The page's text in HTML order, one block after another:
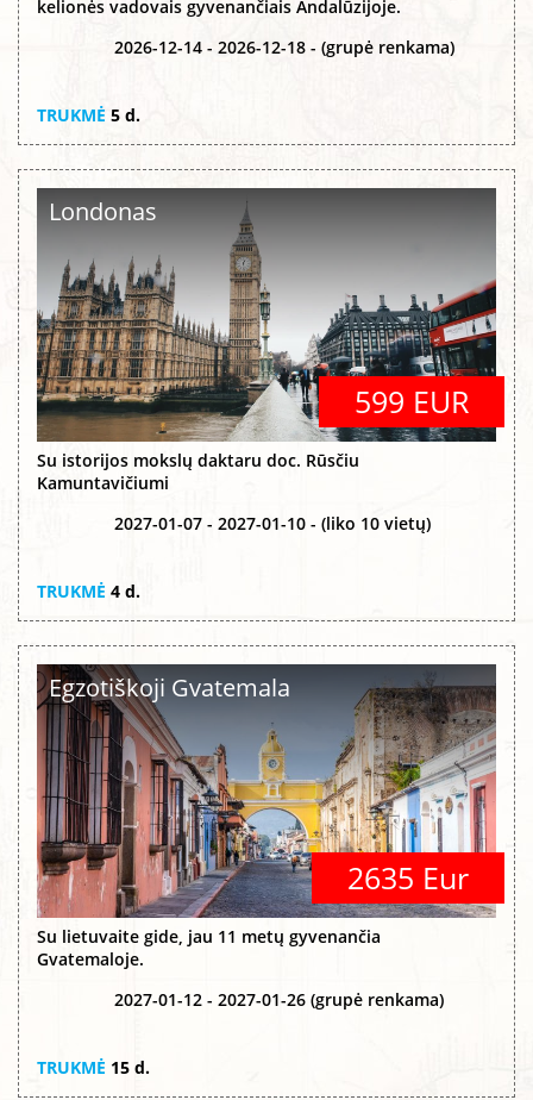
kelionės vadovais gyvenančiais Andalūzijoje.
2026-12-14 - 2026-12-18 - (grupė renkama)
TRUKMĖ 5 d.
Londonas
599 EUR
Su istorijos mokslų daktaru doc. Rūsčiu
Kamuntavičiumi
2027-01-07 - 2027-01-10 - (liko 10 vietų)
TRUKMĖ 4 d.
Egzotiškoji Gvatemala
2635 Eur
Su lietuvaite gide, jau 11 metų gyvenančia
Gvatemaloje.
2027-01-12 - 2027-01-26 (grupė renkama)
TRUKMĖ 15 d.